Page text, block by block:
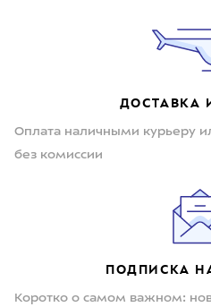
ДОСТАВКА
Оплата наличными курьеру
без комиссии
ПОДПИСКА
Коротко о самом важном: